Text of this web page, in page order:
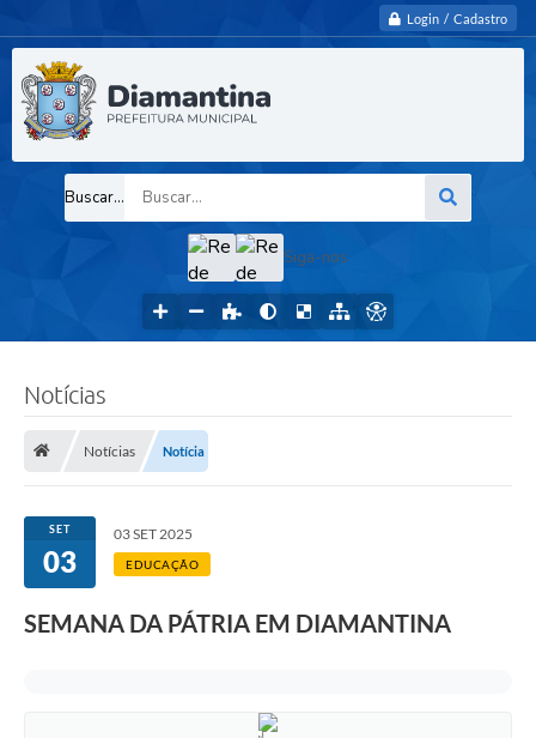
Login / Cadastro
Buscar...
Siga-nos
Notícias
Notícias Notícia
SET
03
03 SET 2025
EDUCAÇÃO
SEMANA DA PÁTRIA EM DIAMANTINA